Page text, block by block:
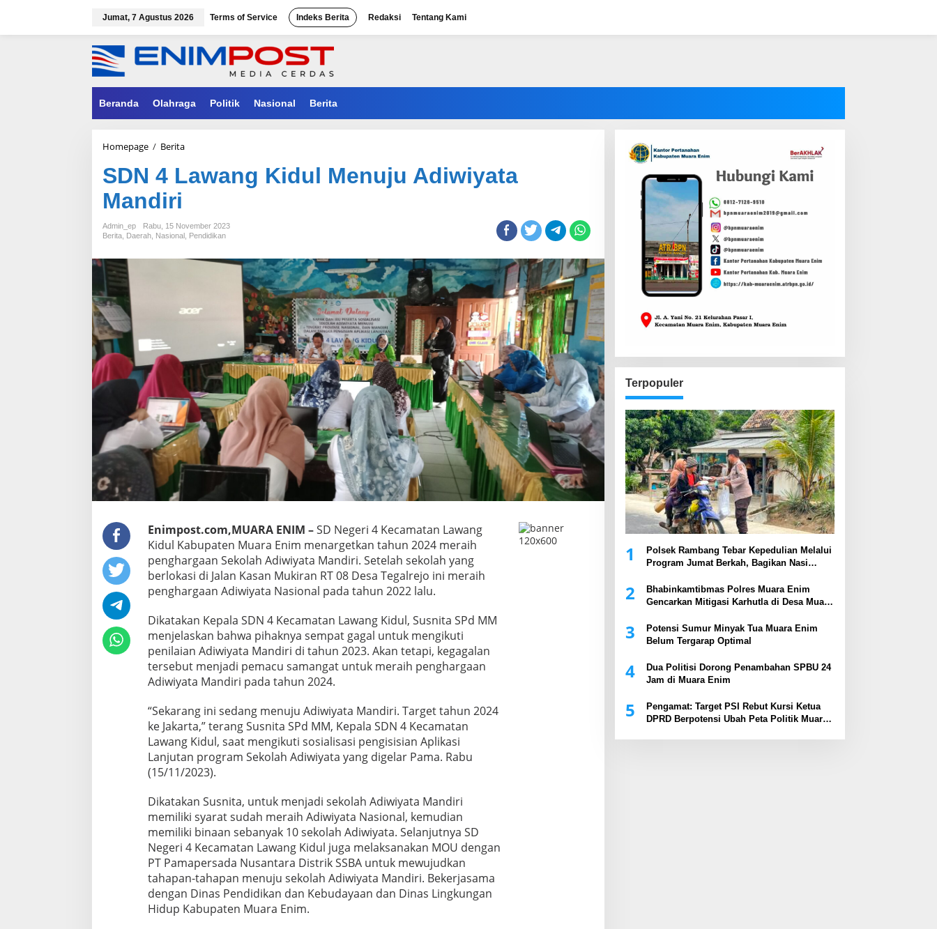
Jumat, 7 Agustus 2026 Terms of Service Indeks Berita Redaksi Tentang Kami
Beranda Olahraga Politik Nasional Berita
Homepage / BeritaSDN
Lawang
Kidul
Mandiri
SDN 4 Lawang Kidul Menuju Adiwiyata
Mandiri
Admin_ep
Rabu, 15 November 2023
Berita Daerah Nasional Pendidikan
Enimpost.com,MUARA ENIM –SD Negeri 4 Kecamatan Lawang
Kidul Kabupaten Muara Enim menargetkan tahun 2024 meraih
penghargaan Sekolah Adiwiyata Mandiri. Setelah sekolah yang
berlokasi di Jalan Kasan Mukiran RT 08 Desa Tegalrejo ini meraih
penghargaan Adiwiyata Nasional pada tahun 2022 lalu.
Dikatakan Kepala SDN 4 Kecamatan Lawang Kidul, Susnita SPd MM
menjelaskan bahwa pihaknya sempat gagal untuk mengikuti
penilaian Adiwiyata Mandiri di tahun 2023. Akan tetapi, kegagalan
tersebut menjadi pemacu samangat untuk meraih penghargaan
Adiwiyata Mandiri pada tahun 2024.
“Sekarang ini sedang menuju Adiwiyata Mandiri. Target tahun 2024
ke Jakarta,” terang Susnita SPd MM, Kepala SDN 4 Kecamatan
Lawang Kidul, saat mengikuti sosialisasi pengisisian Aplikasi
Lanjutan program Sekolah Adiwiyata yang digelar Pama. Rabu
(15/11/2023).
Dikatakan Susnita, untuk menjadi sekolah Adiwiyata Mandiri
memiliki syarat sudah meraih Adiwiyata Nasional, kemudian
memiliki binaan sebanyak 10 sekolah Adiwiyata. Selanjutnya SD
Negeri 4 Kecamatan Lawang Kidul juga melaksanakan MOU dengan
PT Pamapersada Nusantara Distrik SSBA untuk mewujudkan
tahapan-tahapan menuju sekolah Adiwiyata Mandiri. Bekerjasama
dengan Dinas Pendidikan dan Kebudayaan dan Dinas Lingkungan
Hidup Kabupaten Muara Enim.
Terpopuler
1
Polsek Rambang Tebar Kepedulian Melalui
Program Jumat Berkah, Bagikan Nasi
2
Bhabinkamtibmas Polres Muara Enim
Gencarkan Mitigasi Karhutla di Desa Muara
3
Potensi Sumur Minyak Tua Muara Enim
Belum Tergarap Optimal
4
Dua Politisi Dorong Penambahan SPBU 24
Jam di Muara Enim
5
Pengamat: Target PSI Rebut Kursi Ketua
DPRD Berpotensi Ubah Peta Politik Muara